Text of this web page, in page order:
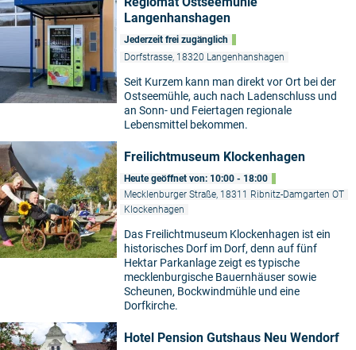
Langenhanshagen
Jederzeit frei zugänglich
Dorfstrasse, 18320 Langenhanshagen
Seit Kurzem kann man direkt vor Ort bei der
Ostseemühle, auch nach Ladenschluss und
an Sonn- und Feiertagen regionale
Lebensmittel bekommen.
Freilichtmuseum Klockenhagen
Heute geöffnet von: 10:00 - 18:00
Mecklenburger Straße, 18311 Ribnitz-Damgarten OT
Klockenhagen
Das Freilichtmuseum Klockenhagen ist ein
historisches Dorf im Dorf, denn auf fünf
Hektar Parkanlage zeigt es typische
mecklenburgische Bauernhäuser sowie
Scheunen, Bockwindmühle und eine
Dorfkirche.
Hotel Pension Gutshaus Neu Wendorf